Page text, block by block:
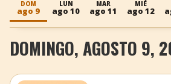
+ Añadir evento
DOM
ago 9
LUN
ago 10
MAR
ago 11
MIÉ
ago 12
DOMINGO, AGOSTO 9,